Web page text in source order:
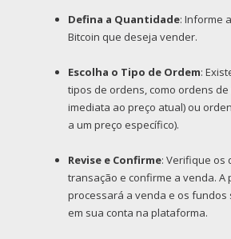
Defina a Quantidade: Informe
Bitcoin que deseja vender.
Escolha o Tipo de Ordem:
tipos de ordens, como ordens
imediata ao preço atual) ou
a um preço específico).
Revise e Confirme: Verifique os
transação e confirme a venda. A
processará a venda e os fundos
em sua conta na plataforma.